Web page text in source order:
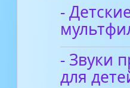
-
- Звуки
для